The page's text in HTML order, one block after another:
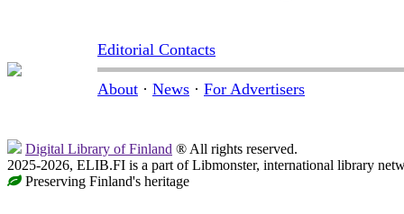
Editorial Contacts
About · News · For Advertisers
Digital Library of Finland ® All rights reserved.
2025-2026, ELIB.FI is a part of Libmonster, international library
Preserving Finland's heritage